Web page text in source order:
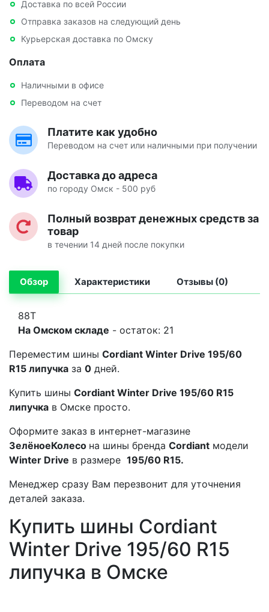
Доставка по всей России
Отправка заказов на следующий день
Курьерская доставка по Омску
Оплата
Наличными в офисе
Переводом на счет
Платите как удобно
Переводом на счет или наличными при получении
Доставка до адреса
по городу Омск - 500 руб
Полный возврат денежных средств за
товар
в течении 14 дней после покупки
Обзор Характеристики Отзывы (0)
88T
На Омском складе - остаток: 21
Переместим шины Cordiant Winter Drive 195/60
R15 липучка за 0 дней.
Купить шины Cordiant Winter Drive 195/60 R15
липучка в Омске просто.
Оформите заказ в интернет-магазине
ЗелёноеКолесо на шины бренда Cordiant модели
Winter Drive в размере 195/60 R15.
Менеджер сразу Вам перезвонит для уточнения
деталей заказа.
Купить шины Cordiant
Winter Drive 195/60 R15
липучка в Омске